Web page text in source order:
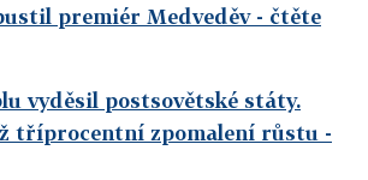
premiér Medveděv- čtěte
vyděsil postsovětské státy.
tříprocentní zpomalení růstu -